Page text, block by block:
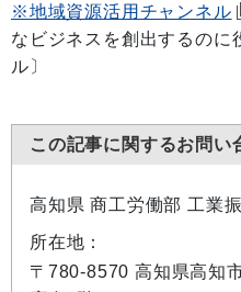
※地域資源活用チャンネル
なビジネスを創出するのに
ル〕
この記事に関するお問い
高知県 商工労働部 工業
所在地：
〒780-8570 高知県高知